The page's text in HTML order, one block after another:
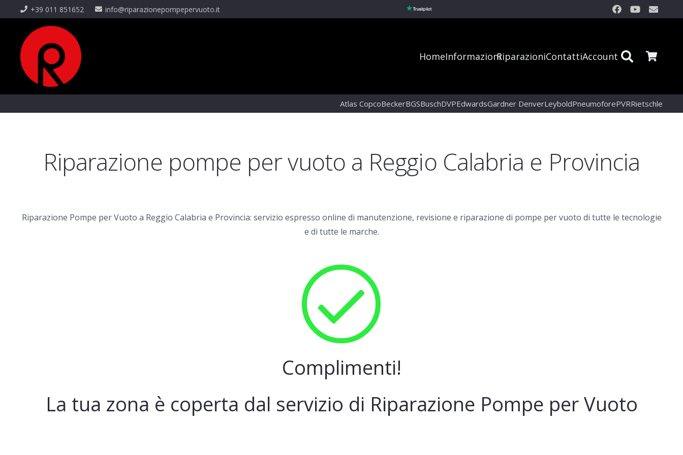
+39 011 851652 info@riparazionepompepervuoto.it
HomeInformazioniRiparazioniContattiAccount
Atlas CopcoBeckerBGSBuschDVPEdwardsGardner DenverLeyboldPneumoforePVRRietschle
Riparazione pompe per vuoto a Reggio Calabria e Provincia
Riparazione Pompe per Vuoto a Reggio Calabria e Provincia: servizio espresso online di manutenzione, revisione e riparazione di pompe per vuoto di tutte le tecnologie
e di tutte le marche.
Complimenti!
La tua zona è coperta dal servizio di Riparazione Pompe per Vuoto